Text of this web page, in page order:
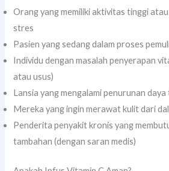
Orang yang memiliki aktivitas tinggi
stres
Pasien yang sedang dalam proses
Individu dengan masalah penyerapan
atau usus)
Lansia yang mengalami penurunan
Mereka yang ingin merawat kulit dari
Penderita penyakit kronis yang
tambahan (dengan saran medis)